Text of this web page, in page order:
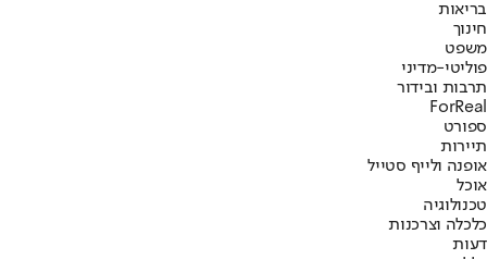
בריאות
חינוך
משפט
פוליטי-מדיני
תרבות ובידור
ForReal
ספורט
תיירות
אופנה ולייף סטייל
אוכל
טכנולוגיה
כלכלה וצרכנות
דעות